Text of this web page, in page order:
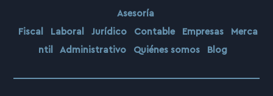
Asesoría
Fiscal
Laboral Jurídico Contable Empresas
Merca
ntil Administrativo Quiénes somos Blog